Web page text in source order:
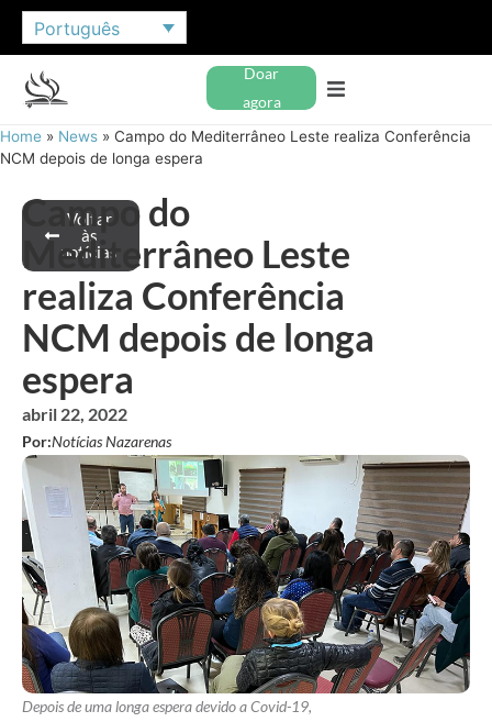
Português
Doar
agora
Home » News » Campo do Mediterrâneo Leste realiza Conferência
NCM depois de longa espera
Voltar
às
notícias
Campo do
Mediterrâneo Leste
realiza Conferência
NCM depois de longa
espera
abril 22, 2022
Por:Notícias Nazarenas
Depois de uma longa espera devido a Covid-19,